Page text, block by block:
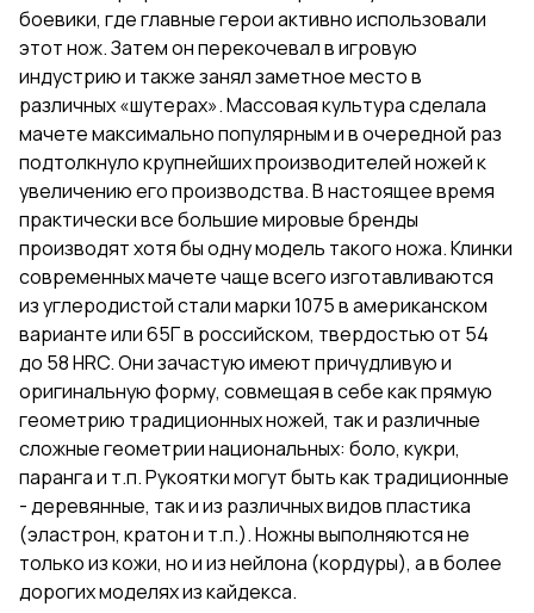
боевики, где главные герои активно использовали
этот нож. Затем он перекочевал в игровую
индустрию и также занял заметное место в
различных «шутерах». Массовая культура сделала
мачете максимально популярным и в очередной раз
подтолкнуло крупнейших производителей ножей к
увеличению его производства. В настоящее время
практически все большие мировые бренды
производят хотя бы одну модель такого ножа. Клинки
современных мачете чаще всего изготавливаются
из углеродистой стали марки 1075 в американском
варианте или 65Г в российском, твердостью от 54
до 58 HRC. Они зачастую имеют причудливую и
оригинальную форму, совмещая в себе как прямую
геометрию традиционных ножей, так и различные
сложные геометрии национальных: боло, кукри,
паранга и т.п. Рукоятки могут быть как традиционные
- деревянные, так и из различных видов пластика
(эластрон, кратон и т.п.). Ножны выполняются не
только из кожи, но и из нейлона (кордуры), а в более
дорогих моделях из кайдекса.